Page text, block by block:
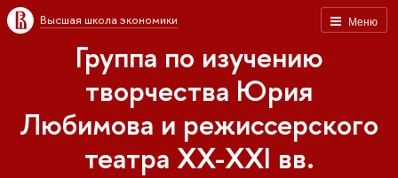
Меню
Высшая школа экономики
Группа по изучению
творчества Юрия
Любимова и режиссерского
театра XX-XXI вв.